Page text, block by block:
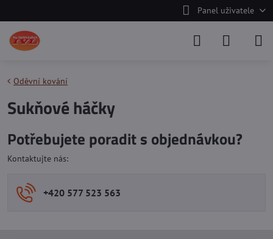
Panel uživatele
Oděvní kování
Sukňové háčky
Potřebujete poradit s objednávkou?
Kontaktujte nás:
+420 577 523 563